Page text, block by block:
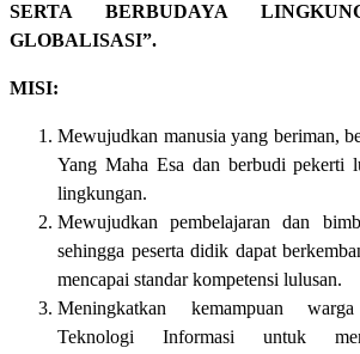
SERTA BERBUDAYA
GLOBALISASI”.
MISI:
Mewujudkan manusia yang beriman,
Yang Maha Esa dan berbudi pekerti
lingkungan.
Mewujudkan pembelajaran dan
sehingga peserta didik dapat
mencapai standar kompetensi lulusan.
Meningkatkan kemampuan
Teknologi Informasi untuk